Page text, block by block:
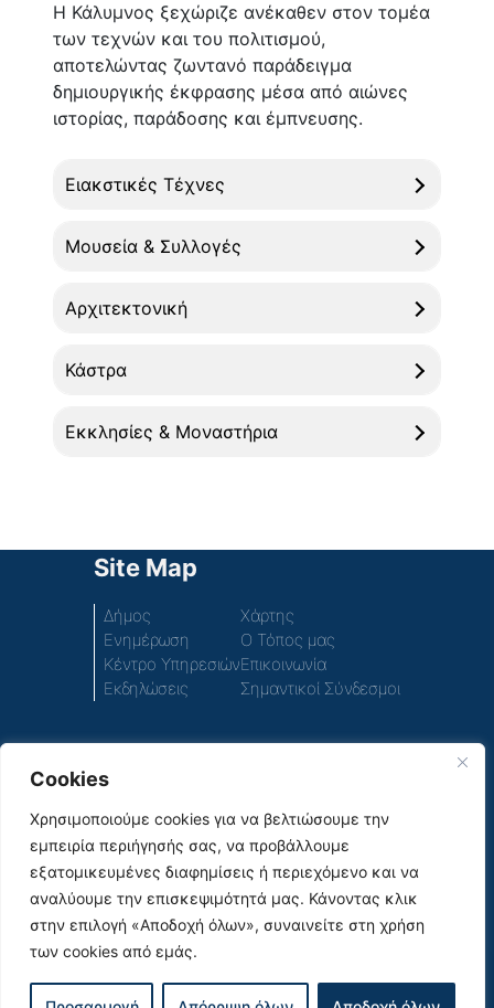
Cookies
Χρησιμοποιούμε cookies για να βελτιώσουμε την
εμπειρία περιήγησής σας, να προβάλλουμε
εξατομικευμένες διαφημίσεις ή περιεχόμενο και να
αναλύουμε την επισκεψιμότητά μας. Κάνοντας κλικ
στην επιλογή «Αποδοχή όλων», συναινείτε στη χρήση
των cookies από εμάς.
Η Κάλυμνος ξεχώριζε ανέκαθεν στον τομέα
των τεχνών και του πολιτισμού,
αποτελώντας ζωντανό παράδειγμα
δημιουργικής έκφρασης μέσα από αιώνες
ιστορίας, παράδοσης και έμπνευσης.
Ειακστικές Τέχνες
Μουσεία & Συλλογές
Αρχιτεκτονική
Κάστρα
Εκκλησίες & Μοναστήρια
Site Map
Δήμος
Ενημέρωση
Κέντρο Υπηρεσιών
Εκδηλώσεις
Χάρτης
Ο Τόπος μας
Επικοινωνία
Σημαντικοί Σύνδεσμοι
Πρόσβαση στο περιεχόμενο του παλιού ιστοτόπου
του Δήμου
Social Media
© 2026|Όροι Χρήσης & Πολιτική Απορρήτου |